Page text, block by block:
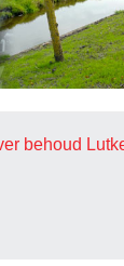
behoud